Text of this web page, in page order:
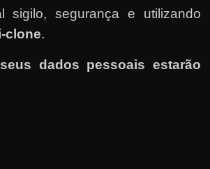
sigilo, segurança e utilizando
clone.
seus dados pessoais estarão